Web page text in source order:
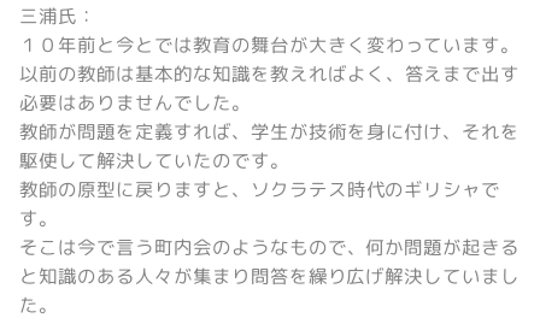
三浦氏：
１０年前と今とでは教育の舞台が大きく変わっています。
以前の教師は基本的な知識を教えればよく、答えまで出す
必要はありませんでした。
教師が問題を定義すれば、学生が技術を身に付け、それを
駆使して解決していたのです。
教師の原型に戻りますと、ソクラテス時代のギリシャで
す。
そこは今で言う町内会のようなもので、何か問題が起きる
と知識のある人々が集まり問答を繰り広げ解決していまし
た。